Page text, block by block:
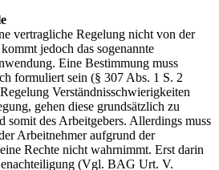
vertragliche Regelung nicht von der
jedoch das sogenannte
Eine Bestimmung muss
formuliert sein (§ 307 Abs. 1 S. 2
Verständnisschwierigkeiten
gehen diese grundsätzlich zu
somit des Arbeitgebers. Allerdings muss
Arbeitnehmer aufgrund der
Rechte nicht wahrnimmt. Erst darin
(Vgl. BAG Urt. V.